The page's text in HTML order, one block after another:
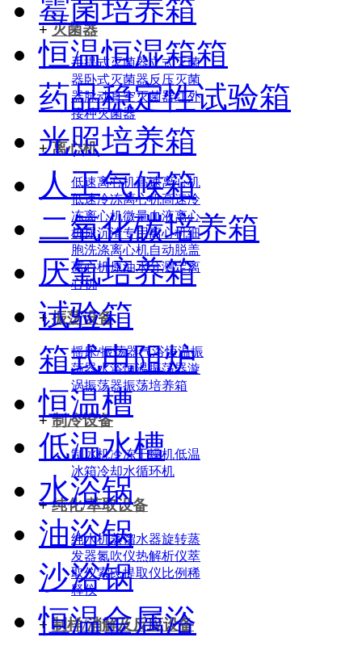
+灭菌器
手提式灭菌器立式灭菌
器卧式灭菌器反压灭菌
器脉动真空灭菌器红外
接种灭菌器
+离心机
低速离心机高速离心机
低速冷冻离心机高速冷
冻离心机微量血液离心
机尿沉渣专用离心机细
胞洗涤离心机自动脱盖
离心机原油水分测定离
心机
+振荡设备
摇床/振荡器气浴恒温振
荡器水浴恒温振荡器漩
涡振荡器振荡培养箱
+制冷设备
制冰机冷冻干燥机低温
冰箱冷却水循环机
+纯化/萃取设备
纯水机蒸馏水器旋转蒸
发器氮吹仪热解析仪萃
取仪索氏提取仪比例稀
释仪
+ 制样/消解及反应设备
霉菌培养箱
恒温恒湿箱箱
药品稳定性试验箱
光照培养箱
人工气候箱
二氧化碳培养箱
厌氧培养箱
试验箱
箱式电阻炉
恒温槽
低温水槽
水浴锅
油浴锅
沙浴锅
恒温金属浴